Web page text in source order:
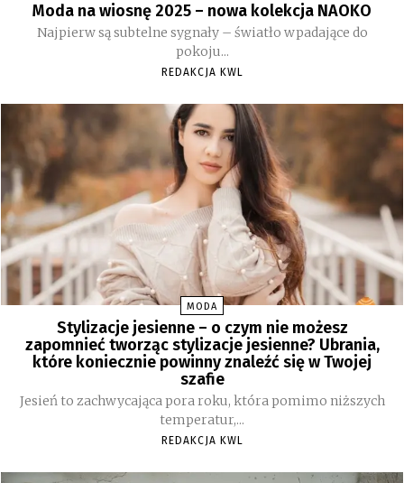
Moda na wiosnę 2025 – nowa kolekcja NAOKO
Najpierw są subtelne sygnały – światło wpadające do
pokoju...
REDAKCJA KWL
MODA
Stylizacje jesienne – o czym nie możesz
zapomnieć tworząc stylizacje jesienne? Ubrania,
które koniecznie powinny znaleźć się w Twojej
szafie
Jesień to zachwycająca pora roku, która pomimo niższych
temperatur,...
REDAKCJA KWL